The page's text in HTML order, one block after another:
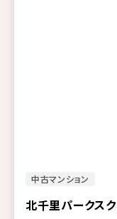
中古マンション
北千里パークス